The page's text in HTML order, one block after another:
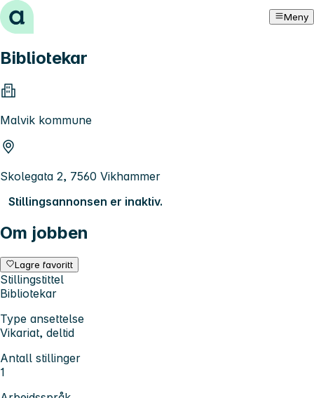
Hopp til innhold Meny
Bibliotekar
Malvik kommune
Skolegata 2, 7560 Vikhammer
Stillingsannonsen er inaktiv.
Om jobben
Lagre favoritt
Stillingstittel
Bibliotekar
Type ansettelse
Vikariat, deltid
Antall stillinger
1